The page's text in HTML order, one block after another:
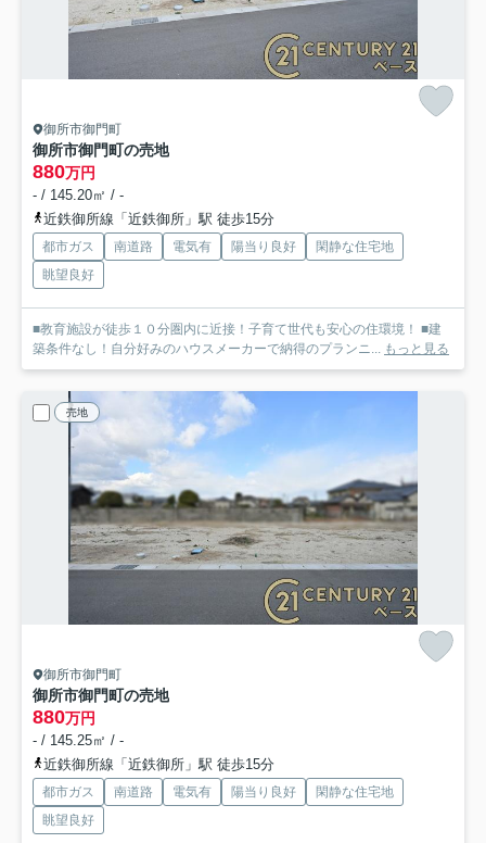
御所市御門町
御所市御門町の売地
880万円
- / 145.20㎡ / -
近鉄御所線「近鉄御所」駅 徒歩15分
都市ガス 南道路 電気有 陽当り良好
閑静な住宅地
眺望良好
■教育施設が徒歩１０分圏内に近接！子育て世代も安心の住環境！ ■建
築条件なし！自分好みのハウスメーカーで納得のプランニ... もっと見る
売地
御所市御門町
御所市御門町の売地
880万円
- / 145.25㎡ / -
近鉄御所線「近鉄御所」駅 徒歩15分
都市ガス 南道路 電気有 陽当り良好
閑静な住宅地
眺望良好